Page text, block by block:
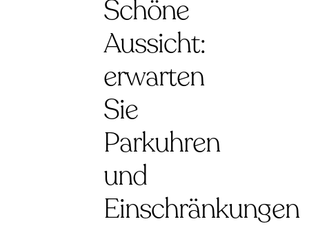
Schöne
Aussicht:
erwarten
Sie
Parkuhren
und
Einschränkungen